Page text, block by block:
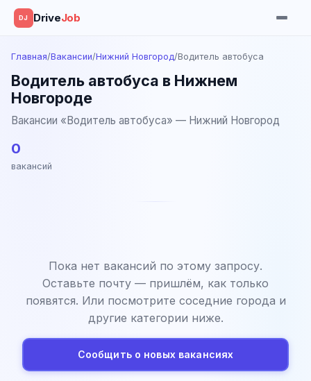
DJ DriveJob
Главная/Вакансии/Нижний Новгород/Водитель автобуса
Водитель автобуса в Нижнем
Новгороде
Вакансии «Водитель автобуса» — Нижний Новгород
0
вакансий
Пока нет вакансий по этому запросу.
Оставьте почту — пришлём, как только
появятся. Или посмотрите соседние города и
другие категории ниже.
Сообщить о новых вакансиях